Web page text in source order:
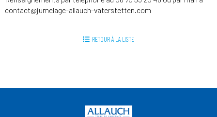
contact@jumelage-allauch-vaterstetten.com
RETOUR À LA LISTE